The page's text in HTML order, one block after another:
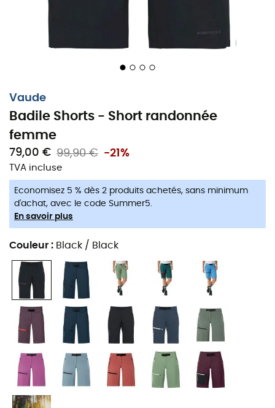
Vaude
Badile Shorts - Short randonnée
femme
79,00 € 99,90 € -21%
TVA incluse
Economisez 5 % dès 2 produits achetés, sans minimum
d'achat, avec le code Summer5.
En savoir plus
Couleur : Black / Black
Hautement performant et confortable !